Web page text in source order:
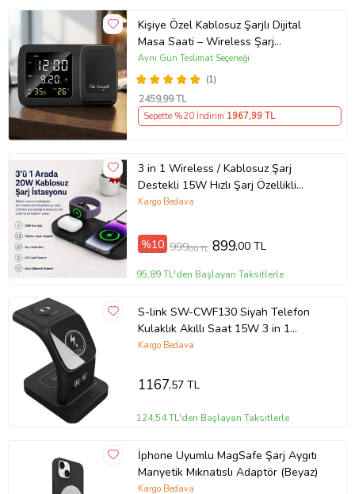
Kişiye Özel Kablosuz Şarjlı Dijital
Masa Saati – Wireless Şarj
İstasyonu, Tarih/Sıcaklık/Nem
Göstergeli
(1)
Aynı Gün Teslimat Seçeneği
2459,99 TL
Sepette %20 İndirim 1967,99 TL
3 in 1 Wireless / Kablosuz Şarj
Destekli 15W Hızlı Şarj Özellikli
Apple Watch, Airpods, ve Telefon
Kargo Bedava
%10 999,00 TL 899,00 TL
95,89 TL'den Başlayan Taksitlerle
S-link SW-CWF130 Siyah Telefon
Kulaklık Akıllı Saat 15W 3 in 1
Magsafe Led Logo Kablosuz Şarj
Kargo Bedava
1167,57 TL
124,54 TL'den Başlayan Taksitlerle
İphone Uyumlu MagSafe Şarj Aygıtı
Manyetik Mıknatıslı Adaptör (Beyaz)
Kargo Bedava